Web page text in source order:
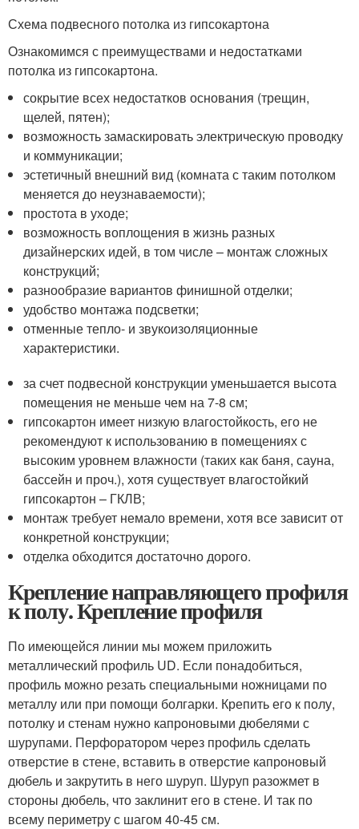
Схема подвесного потолка из гипсокартона
Ознакомимся с преимуществами и недостатками
потолка из гипсокартона.
сокрытие всех недостатков основания (трещин,
щелей, пятен);
возможность замаскировать электрическую проводку
и коммуникации;
эстетичный внешний вид (комната с таким потолком
меняется до неузнаваемости);
простота в уходе;
возможность воплощения в жизнь разных
дизайнерских идей, в том числе – монтаж сложных
конструкций;
разнообразие вариантов финишной отделки;
удобство монтажа подсветки;
отменные тепло- и звукоизоляционные
характеристики.
за счет подвесной конструкции уменьшается высота
помещения не меньше чем на 7-8 см;
гипсокартон имеет низкую влагостойкость, его не
рекомендуют к использованию в помещениях с
высоким уровнем влажности (таких как баня, сауна,
бассейн и проч.), хотя существует влагостойкий
гипсокартон – ГКЛВ;
монтаж требует немало времени, хотя все зависит от
конкретной конструкции;
отделка обходится достаточно дорого.
Крепление направляющего профиля
к полу. Крепление профиля
По имеющейся линии мы можем приложить
металлический профиль UD. Если понадобиться,
профиль можно резать специальными ножницами по
металлу или при помощи болгарки. Крепить его к полу,
потолку и стенам нужно капроновыми дюбелями с
шурупами. Перфоратором через профиль сделать
отверстие в стене, вставить в отверстие капроновый
дюбель и закрутить в него шуруп. Шуруп разожмет в
стороны дюбель, что заклинит его в стене. И так по
всему периметру с шагом 40-45 см.